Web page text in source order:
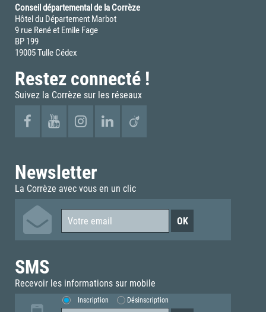
Conseil départemental de la Corrèze
Hôtel du Département Marbot
9 rue René et Emile Fage
BP 199
19005 Tulle Cédex
Restez connecté !
Suivez la Corrèze sur les réseaux
Newsletter
La Corrèze avec vous en un clic
SMS
Recevoir les informations sur mobile
Inscription Désinscription